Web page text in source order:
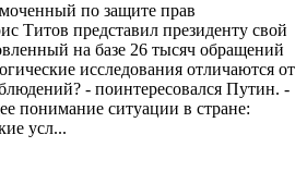
по защите прав
Титов представил президенту свой
на базе 26 тысяч обращений
исследования отличаются от
- поинтересовался Путин. -
понимание ситуации в стране:
усл...